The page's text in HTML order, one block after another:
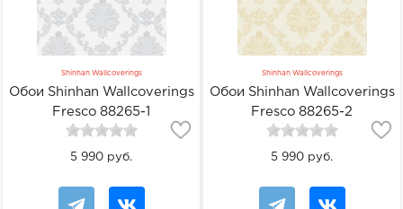
Shinhan Wallcoverings
Обои Shinhan Wallcoverings
Fresco 88265-1
5 990 руб.
Shinhan Wallcoverings
Обои Shinhan Wallcoverings
Fresco 88265-2
5 990 руб.